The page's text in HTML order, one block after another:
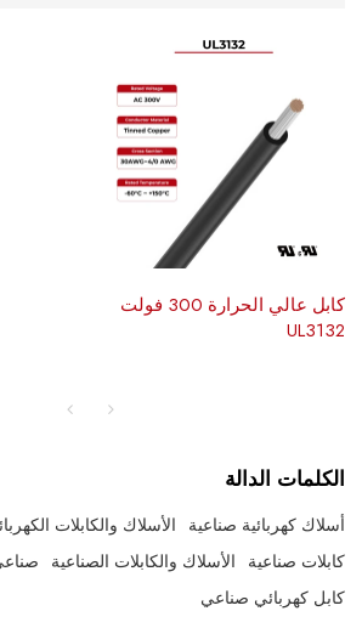
كابل عالي الحرارة 300 فولت
UL3132
الكلمات الدالة
أسلاك كهربائية صناعية الأسلاك والكابلات
كابلات صناعية الأسلاك والكابلات الصناعية
كابل كهربائي صناعي